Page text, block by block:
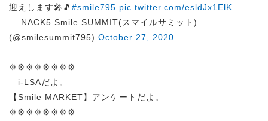
迎えします🎤🎵 #smile795 pic.twitter.com/esldJx1ElK
— NACK5 Smile SUMMIT(スマイルサミット)
(@smilesummit795) October 27, 2020
⚙️⚙️⚙️⚙️⚙️⚙️⚙️⚙️
i-LSAだよ。
【Smile MARKET】アンケートだよ。
⚙️⚙️⚙️⚙️⚙️⚙️⚙️⚙️